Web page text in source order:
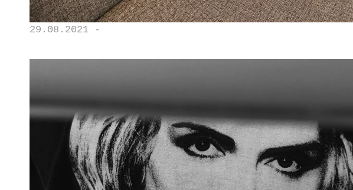
29.08.2021 -